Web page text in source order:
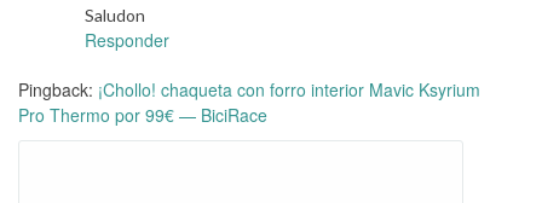
Saludon
Responder
Pingback: ¡Chollo! chaqueta con forro interior Mavic Ksyrium
Pro Thermo por 99€ — BiciRace